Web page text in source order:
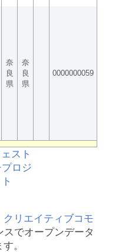
奈
良
県
奈
良
県
0000000059
クリエイティブコモ
スでオープンデータ
。